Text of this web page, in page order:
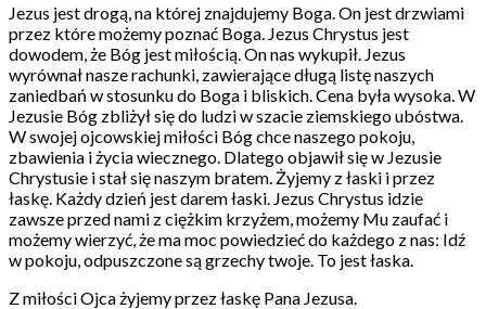
Jezus jest drogą, na której znajdujemy Boga. On jest drzwiami
przez które możemy poznać Boga. Jezus Chrystus jest
dowodem, że Bóg jest miłością. On nas wykupił. Jezus
wyrównał nasze rachunki, zawierające długą listę naszych
zaniedbań w stosunku do Boga i bliskich. Cena była wysoka. W
Jezusie Bóg zbliżył się do ludzi w szacie ziemskiego ubóstwa.
W swojej ojcowskiej miłości Bóg chce naszego pokoju,
zbawienia i życia wiecznego. Dlatego objawił się w Jezusie
Chrystusie i stał się naszym bratem. Żyjemy z łaski i przez
łaskę. Każdy dzień jest darem łaski. Jezus Chrystus idzie
zawsze przed nami z ciężkim krzyżem, możemy Mu zaufać i
możemy wierzyć, że ma moc powiedzieć do każdego z nas: Idź
w pokoju, odpuszczone są grzechy twoje. To jest łaska.
Z miłości Ojca żyjemy przez łaskę Pana Jezusa.